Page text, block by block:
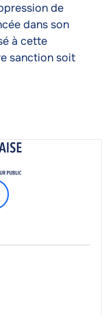
de
dans son
à cette
sanction soit